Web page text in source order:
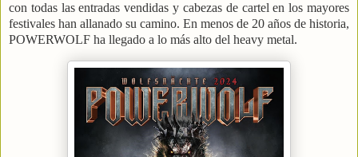
con todas las entradas vendidas y cabezas de cartel en los mayores
festivales han allanado su camino. En menos de 20 años de historia,
POWERWOLF ha llegado a lo más alto del heavy metal.